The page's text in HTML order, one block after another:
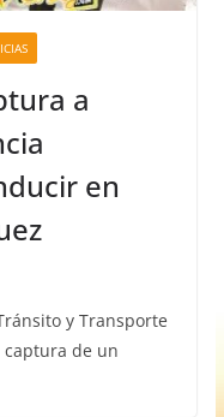
a
en
y Transporte
de un